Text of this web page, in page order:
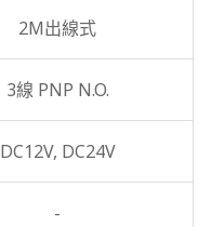
2M出線式
3線 PNP N.O.
DC12V, DC24V
-